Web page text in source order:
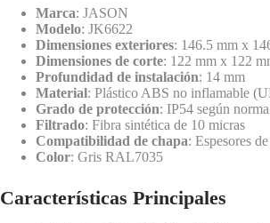
Marca: JASON
Modelo: JK6622
Dimensiones exteriores: 146.5 mm x
Dimensiones de corte: 122 mm x 122
Profundidad de instalación: 14 mm
Material: Plástico ABS no inflamable
Grado de protección: IP54 según
Filtrado: Fibra sintética de 10 micras
Compatibilidad de chapa: Espesores
Color: Gris RAL7035
Características Principales